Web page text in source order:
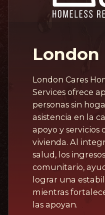
London
London Cares
Services ofrece
personas sin
asistencia en la
apoyo y servicios
vivienda. Al
salud, los
comunitario,
lograr una
mientras
las apoyan.